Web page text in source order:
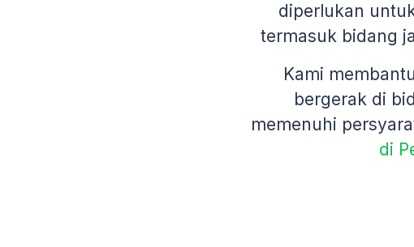
diperlukan
termasuk bidang
Kami
bergerak di
memenuhi
di